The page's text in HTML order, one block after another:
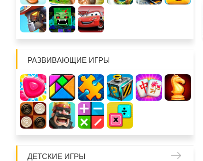
РАЗВИВАЮЩИЕ ИГРЫ
ДЕТСКИЕ ИГРЫ